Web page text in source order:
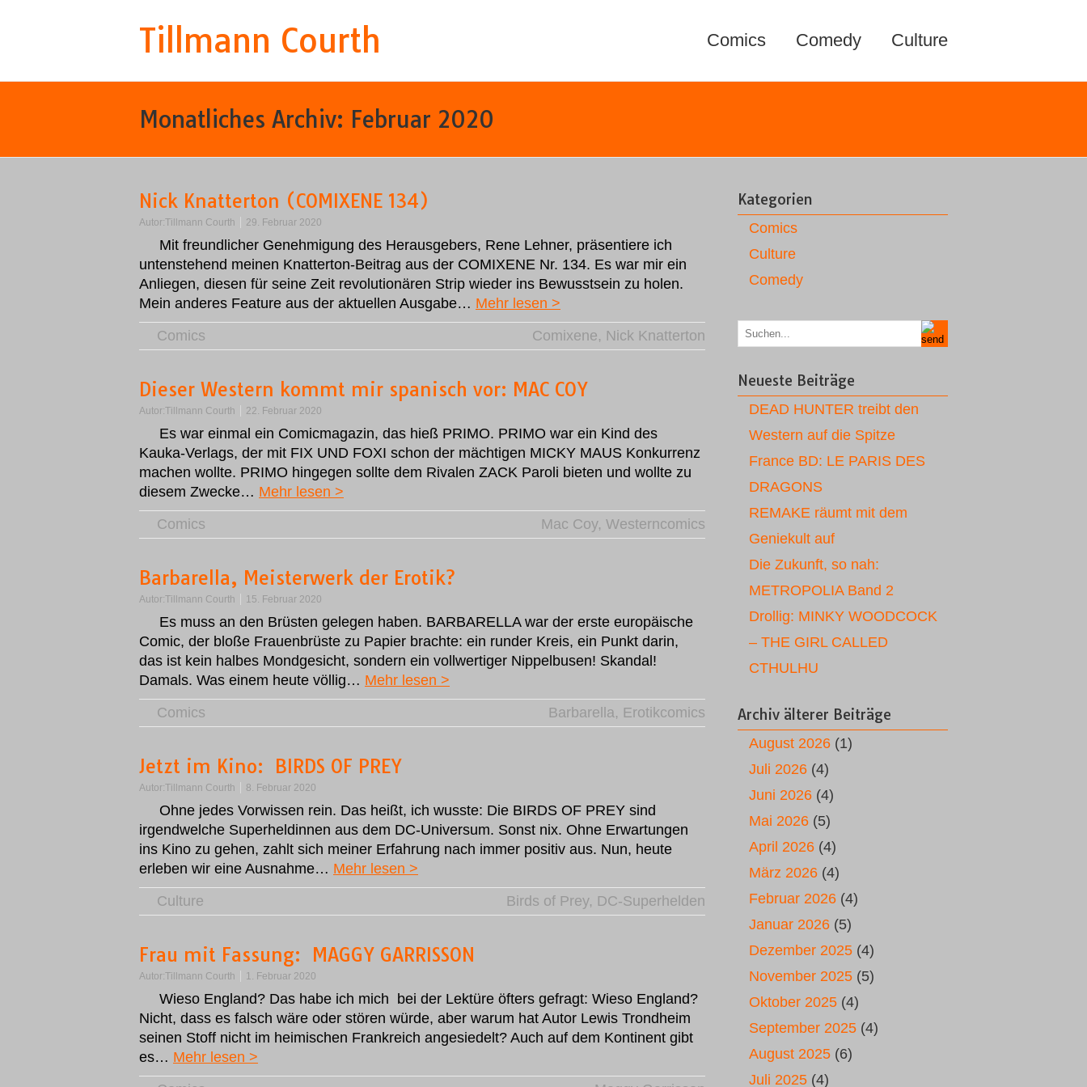
Tillmann Courth Comics Comedy Culture
Monatliches Archiv: Februar 2020
Nick Knatterton (COMIXENE 134)
Autor:Tillmann Courth 29. Februar 2020
Mit freundlicher Genehmigung des Herausgebers, Rene Lehner, präsentiere ich
untenstehend meinen Knatterton-Beitrag aus der COMIXENE Nr. 134. Es war mir ein
Anliegen, diesen für seine Zeit revolutionären Strip wieder ins Bewusstsein zu holen.
Mein anderes Feature aus der aktuellen Ausgabe… Mehr lesen >
Comics
Comixene, Nick Knatterton
Dieser Western kommt mir spanisch vor: MAC COY
Autor:Tillmann Courth 22. Februar 2020
Es war einmal ein Comicmagazin, das hieß PRIMO. PRIMO war ein Kind des
Kauka-Verlags, der mit FIX UND FOXI schon der mächtigen MICKY MAUS Konkurrenz
machen wollte. PRIMO hingegen sollte dem Rivalen ZACK Paroli bieten und wollte zu
diesem Zwecke… Mehr lesen >
Comics
Mac Coy, Westerncomics
Barbarella, Meisterwerk der Erotik?
Autor:Tillmann Courth 15. Februar 2020
Es muss an den Brüsten gelegen haben. BARBARELLA war der erste europäische
Comic, der bloße Frauenbrüste zu Papier brachte: ein runder Kreis, ein Punkt darin,
das ist kein halbes Mondgesicht, sondern ein vollwertiger Nippelbusen! Skandal!
Damals. Was einem heute völlig… Mehr lesen >
Comics
Barbarella, Erotikcomics
Jetzt im Kino: BIRDS OF PREY
Autor:Tillmann Courth 8. Februar 2020
Ohne jedes Vorwissen rein. Das heißt, ich wusste: Die BIRDS OF PREY sind
irgendwelche Superheldinnen aus dem DC-Universum. Sonst nix. Ohne Erwartungen
ins Kino zu gehen, zahlt sich meiner Erfahrung nach immer positiv aus. Nun, heute
erleben wir eine Ausnahme… Mehr lesen >
Culture
Birds of Prey, DC-Superhelden
Frau mit Fassung: MAGGY GARRISSON
Autor:Tillmann Courth 1. Februar 2020
Wieso England? Das habe ich mich bei der Lektüre öfters gefragt: Wieso England?
Nicht, dass es falsch wäre oder stören würde, aber warum hat Autor Lewis Trondheim
seinen Stoff nicht im heimischen Frankreich angesiedelt? Auch auf dem Kontinent gibt
es… Mehr lesen >
Kategorien
Comics
Culture
Comedy
Neueste Beiträge
DEAD HUNTER treibt den
Western auf die Spitze
France BD: LE PARIS DES
DRAGONS
REMAKE räumt mit dem
Geniekult auf
Die Zukunft, so nah:
METROPOLIA Band 2
Drollig: MINKY WOODCOCK
– THE GIRL CALLED
CTHULHU
Archiv älterer Beiträge
August 2026 (1)
Juli 2026 (4)
Juni 2026 (4)
Mai 2026 (5)
April 2026 (4)
März 2026 (4)
Februar 2026 (4)
Januar 2026 (5)
Dezember 2025 (4)
November 2025 (5)
Oktober 2025 (4)
September 2025 (4)
August 2025 (6)
Juli 2025 (4)